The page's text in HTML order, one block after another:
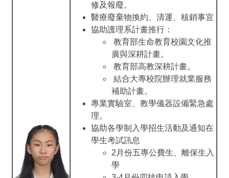
修及報廢。
醫療廢棄物換約、清運、核銷事宜
協助護理系計畫推行：
教育部生命教育校園文化推
廣與深耕計畫。
教育部高教深耕計畫。
結合大專校院辦理就業服務
補助計畫。
專業實驗室、教學儀器設備緊急處
理。
協助各學制入學招生活動及通知在
學生考試訊息
2月份五專公費生、離保生入
學